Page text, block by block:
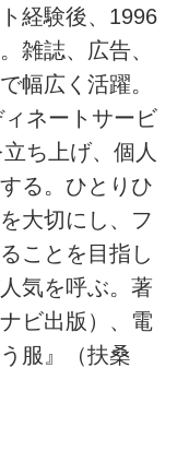
経験後、1996
雑誌、広告、
幅広く活躍。
ネートサービ
ち上げ、個人
る。ひとりひ
大切にし、フ
ことを目指し
気を呼ぶ。著
ビ出版）、電
服』（扶桑